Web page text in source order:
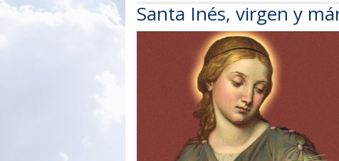
Santa Inés, virgen y